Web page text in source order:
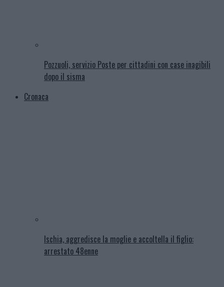
Pozzuoli, servizio Poste per cittadini con case inagibili
dopo il sisma
Cronaca
Ischia, aggredisce la moglie e accoltella il figlio:
arrestato 48enne